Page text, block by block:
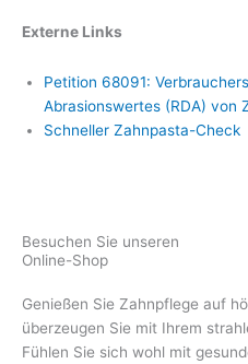
Externe Links
Petition 68091:
Abrasionswertes (RDA) von
Schneller Zahnpasta-Check
Besuchen Sie unseren
Online-Shop
Genießen Sie Zahnpflege auf
überzeugen Sie mit Ihrem
Fühlen Sie sich wohl mit